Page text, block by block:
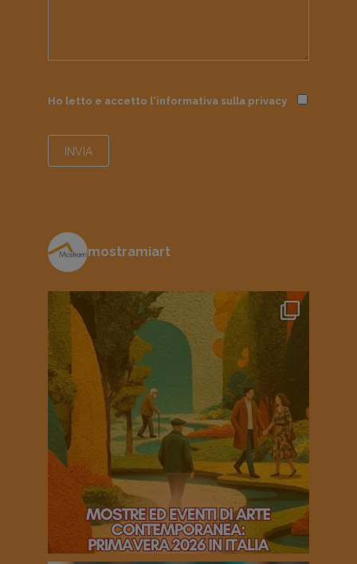
Ho letto e accetto l'informativa sulla privacy
mostramiart